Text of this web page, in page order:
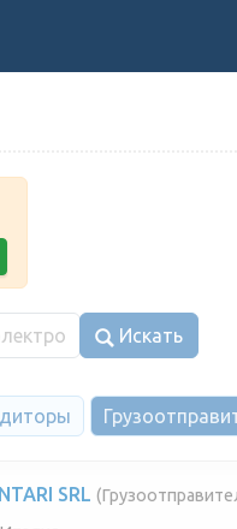
Искать
SRL